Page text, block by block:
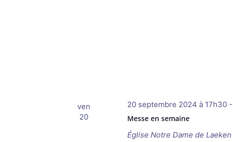
ven
20
Messe en semaine
20 septembre 2024 à 17h30-
Église Notre Dame de Laeken